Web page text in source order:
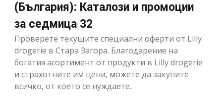
(България): Каталози и промоции
за седмица 32
Проверете текущите специални оферти от Lilly
drogerie в Стара Загора. Благодарение на
богатия асортимент от продукти в Lilly drogerie
и страхотните им цени, можете да закупите
всичко, от което се нуждаете.